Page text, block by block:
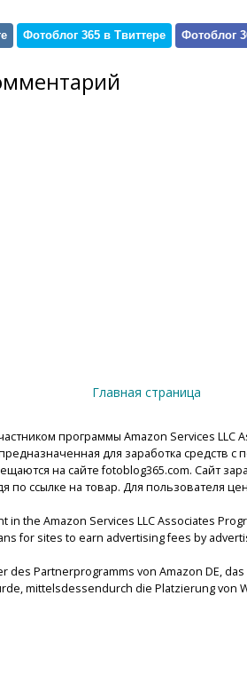
Фотоблог 365 в Твиттере Фотоблог
Главная страница
программы Amazon Services LLC
для заработка средств
на сайте fotoblog365.com. Сайт
по ссылке на товар. Для пользователя
in the Amazon Services LLC Associates
for sites to earn advertising fees by
des Partnerprogramms von Amazon DE,
mittelsdessendurch die Platzierung von